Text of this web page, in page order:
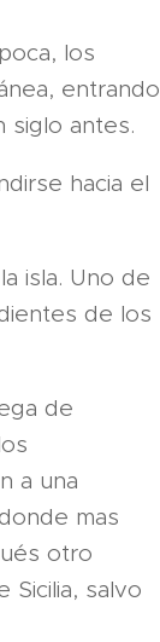
los
entrando
siglo antes.
hacia el
isla. Uno de
de los
de
a una
mas
otro
Sicilia, salvo